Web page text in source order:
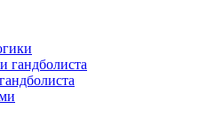
гандболиста